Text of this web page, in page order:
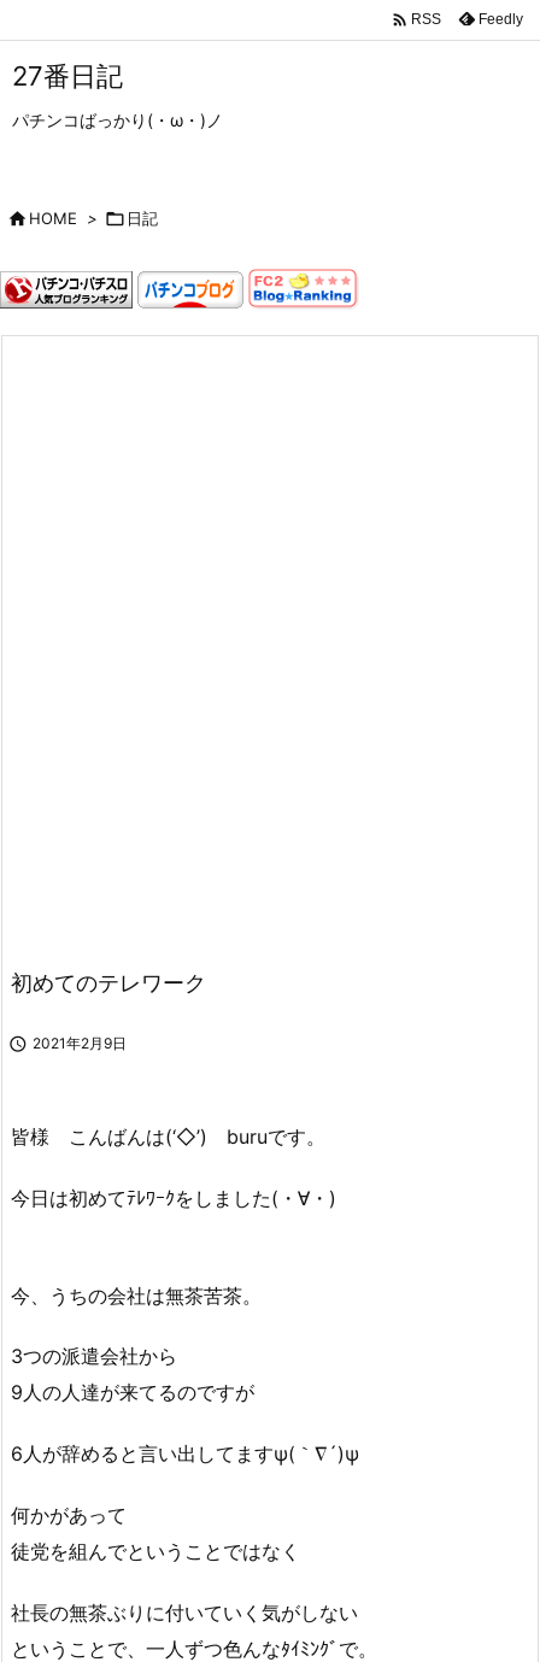
 RSS Feedly
27番日記
パチンコばっかり(・ω・)ノ
HOME >  日記
初めてのテレワーク
 2021年2月9日
皆様 こんばんは(‘◇’)ゞburuです。
今日は初めてﾃﾚﾜｰｸをしました(・∀・)
今、うちの会社は無茶苦茶。
3つの派遣会社から
9人の人達が来てるのですが
6人が辞めると言い出してますψ(｀∇´)ψ
何かがあって
徒党を組んでということではなく
社長の無茶ぶりに付いていく気がしない
ということで、一人ずつ色んなﾀｲﾐﾝｸﾞで。